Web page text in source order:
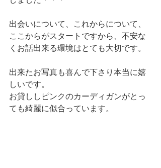
出会いについて、これからについて、
ここからがスタートですから、不安な
くお話出来る環境はとても大切です。
出来たお写真も喜んで下さり本当に嬉
しいです。
お貸ししピンクのカーディガンがとっ
ても綺麗に似合っています。